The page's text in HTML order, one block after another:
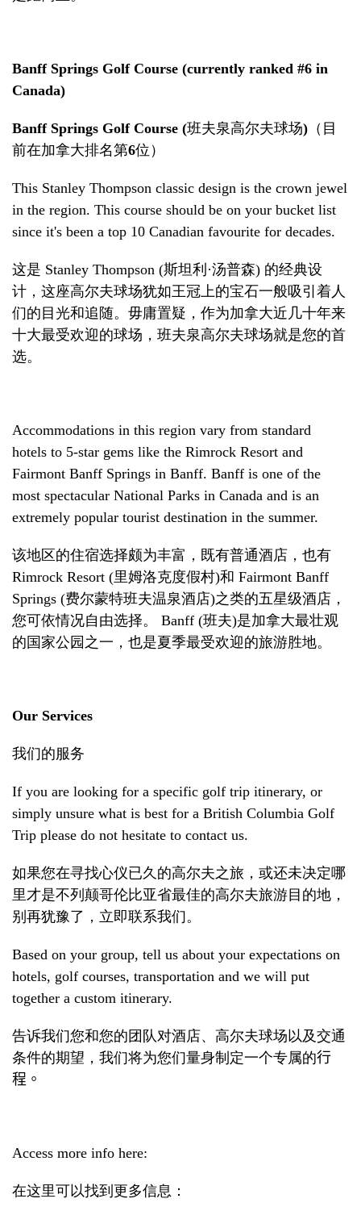
Banff Springs Golf Course (currently ranked #6 in
Canada)
Banff Springs Golf Course (班夫泉高尔夫球场) （ 目
前在加拿大排名第6位）
This Stanley Thompson classic design is the crown jewel
in the region. This course should be on your bucket list
since it's been a top 10 Canadian favourite for decades.
这是 Stanley Thompson (斯坦利 ·汤普森) 的经典设
计，这座高尔夫球场犹如王冠 上的宝石一般吸引着人
们的目光和追随。毋庸置疑，作为加拿大近几十年来
十大最受欢迎的球场，班夫泉高尔夫球场就是您的首
选。
Accommodations in this region vary from standard
hotels to 5-star gems like the Rimrock Resort and
Fairmont Banff Springs in Banff. Banff is one of the
most spectacular National Parks in Canada and is an
extremely popular tourist destination in the summer.
该地区的住宿选择颇为丰富 ， 既有普通酒店 ， 也有
Rimrock Resort (里姆洛克度假村)和 Fairmont Banff
Springs (费尔蒙特班夫温泉酒店)之类的五星级酒店 ，
您可依情况自由选择。 Banff (班夫)是加拿大最壮观
的国家公园之一 ， 也是夏季最受欢迎的旅游胜地。
Our Services
我们的服务
If you are looking for a specific golf trip itinerary, or
simply unsure what is best for a British Columbia Golf
Trip please do not hesitate to contact us.
如果您在寻找心仪已久的高尔夫之旅，或还未决定哪
里才是不列颠哥伦比亚省最佳的高尔夫旅游目的地，
别再犹豫了，立即联系我们。
Based on your group, tell us about your expectations on
hotels, golf courses, transportation and we will put
together a custom itinerary.
告诉我们您和您的团队对酒店、高尔夫球场以及交通
条件的期望，我们将为您们量身制定一个专属的行
程。
Access more info here:
在这里可以找到更多信息：